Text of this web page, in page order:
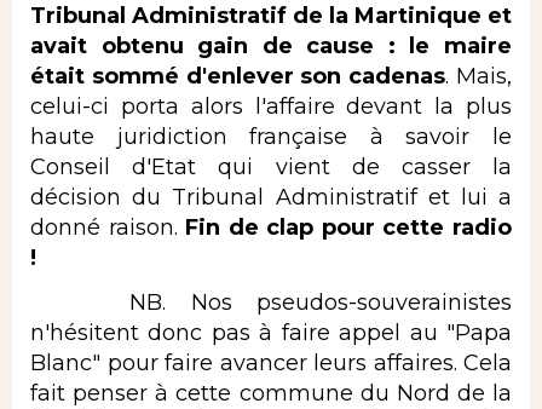
Tribunal Administratif de la Martinique et
avait obtenu gain de cause : le maire
était sommé d'enlever son cadenas. Mais,
celui-ci porta alors l'affaire devant la plus
haute juridiction française à savoir le
Conseil d'Etat qui vient de casser la
décision du Tribunal Administratif et lui a
donné raison. Fin de clap pour cette radio
!
NB. Nos pseudos-souverainistes
n'hésitent donc pas à faire appel au "Papa
Blanc" pour faire avancer leurs affaires. Cela
fait penser à cette commune du Nord de la